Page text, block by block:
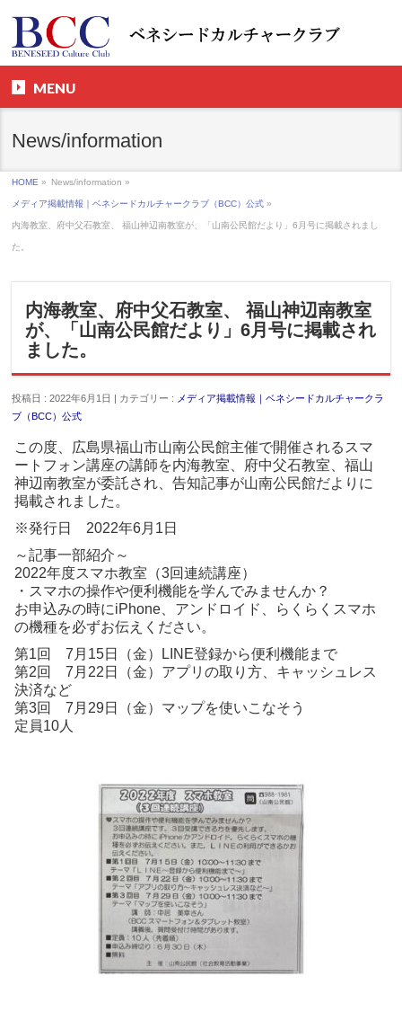
MENU
News/information
HOME » News/information »
メディア掲載情報｜ベネシードカルチャークラブ（BCC）公式 »
内海教室、府中父石教室、 福山神辺南教室が、「山南公民館だより」6月号に掲載されまし
た。
内海教室、府中父石教室、 福山神辺南教室
が、「山南公民館だより」6月号に掲載され
ました。
投稿日 : 2022年6月1日 | カテゴリー : メディア掲載情報｜ベネシードカルチャークラ
ブ（BCC）公式
この度、広島県福山市山南公民館主催で開催されるスマ
ートフォン講座の講師を内海教室、府中父石教室、福山
神辺南教室が委託され、告知記事が山南公民館だよりに
掲載されました。
※発行日 2022年6月1日
～記事一部紹介～
2022年度スマホ教室（3回連続講座）
・スマホの操作や便利機能を学んでみませんか？
お申込みの時にiPhone、アンドロイド、らくらくスマホ
の機種を必ずお伝えください。
第1回 7月15日（金）LINE登録から便利機能まで
第2回 7月22日（金）アプリの取り方、キャッシュレス
決済など
第3回 7月29日（金）マップを使いこなそう
定員10人